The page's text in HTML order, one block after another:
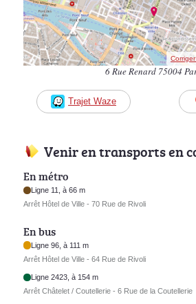
6 Rue Renard 75004
Trajet Waze
Venir en transports en
En métro
Ligne 11, à 66 m
Arrêt Hôtel de Ville - 70 Rue de Rivoli
En bus
Ligne 96, à 111 m
Arrêt Hôtel de Ville - 64 Rue de Rivoli
Ligne 2423, à 154 m
Arrêt Châtelet / Coutellerie - 6 Rue de la Coutellerie